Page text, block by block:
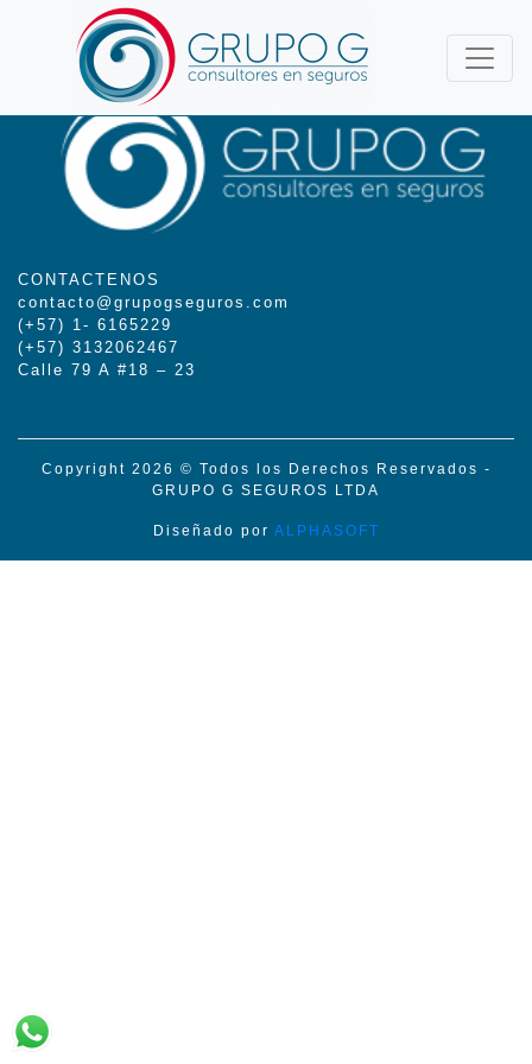
CONTACTENOS
contacto@grupogseguros.com
(+57) 1- 6165229
(+57) 3132062467
Calle 79 A #18 – 23
Copyright 2026 © Todos los Derechos Reservados -
GRUPO G SEGUROS LTDA
Diseñado por ALPHASOFT